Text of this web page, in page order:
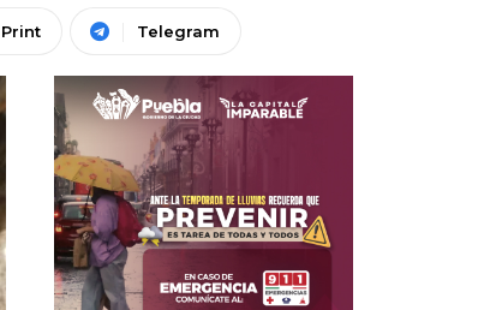
Print Telegram